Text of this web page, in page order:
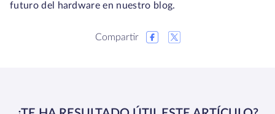
futuro del hardware en nuestro blog.
Compartir